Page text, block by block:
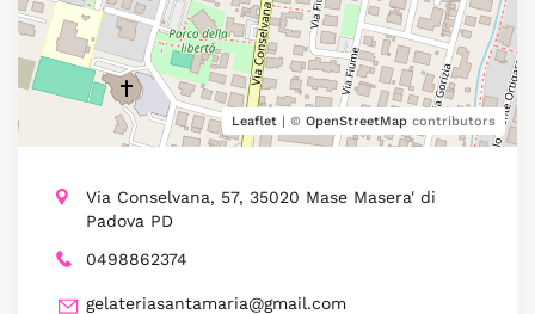
Leaflet | © OpenStreetMap contributors
Via Conselvana, 57, 35020 Mase Masera' di
Padova PD
0498862374
gelateriasantamaria@gmail.com